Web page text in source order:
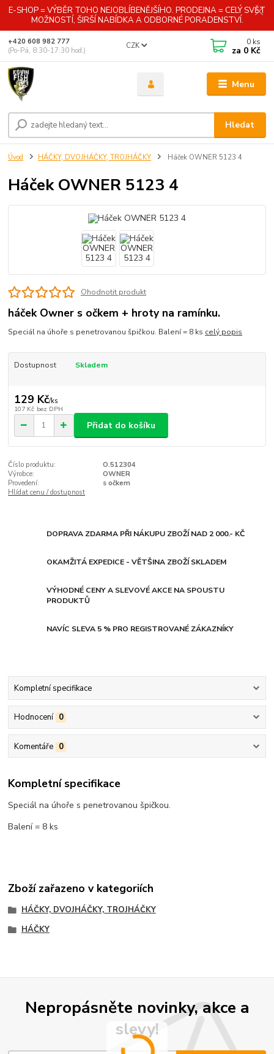
E-SHOP = VÝBĚR TOHO NEJOBLÍBENĚJŠÍHO. PRODEJNA = CELÝ SVĚT
MOŽNOSTÍ, ŠIRŠÍ NABÍDKA A ODBORNÉ PORADENSTVÍ.
Menu
CZK
Hledat
+420 608 982 777
(Po-Pá, 8:30-17:30 hod.)
0 ks
za 0 Kč
Úvod HÁČKY, DVOJHÁČKY, TROJHÁČKY Háček OWNER 5123 4
Háček OWNER 5123 4
Ohodnotit produkt
háček Owner s očkem + hroty na ramínku.
Speciál na úhoře s penetrovanou špičkou. Balení = 8 ks celý popis
Dostupnost Skladem
129 Kč/ks
107 Kč bez DPH
Přidat do košíku
Číslo produktu:
O.512304
Výrobce:
OWNER
Provedení:
s očkem
Hlídat cenu / dostupnost
DOPRAVA ZDARMA PŘI NÁKUPU ZBOŽÍ NAD 2 000.- KČ
OKAMŽITÁ EXPEDICE - VĚTŠINA ZBOŽÍ SKLADEM
VÝHODNÉ CENY A SLEVOVÉ AKCE NA SPOUSTU
PRODUKTŮ
NAVÍC SLEVA 5 % PRO REGISTROVANÉ ZÁKAZNÍKY
Kompletní specifikace
Hodnocení 0
Komentáře 0
Kompletní specifikace
Speciál na úhoře s penetrovanou špičkou.
Balení = 8 ks
Zboží zařazeno v kategoriích
HÁČKY, DVOJHÁČKY, TROJHÁČKY
HÁČKY
Nepropásněte novinky, akce a
slevy!